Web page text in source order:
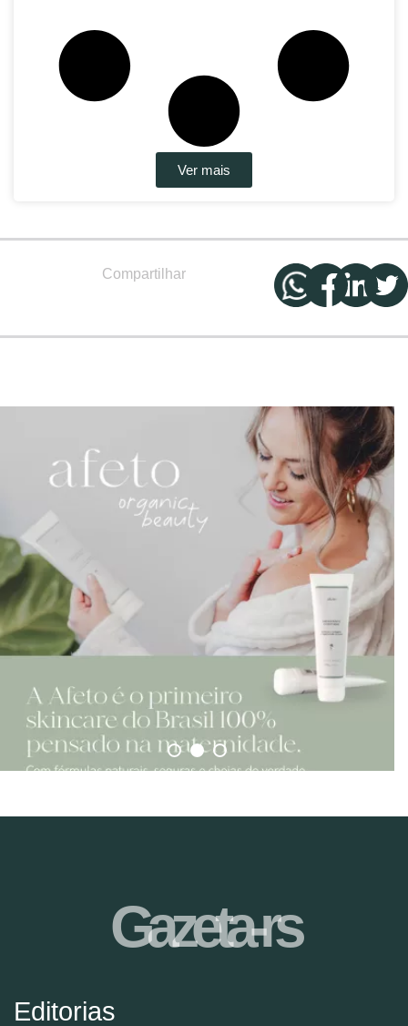
Ver mais
Compartilhar
Editorias
Gazeta-rs